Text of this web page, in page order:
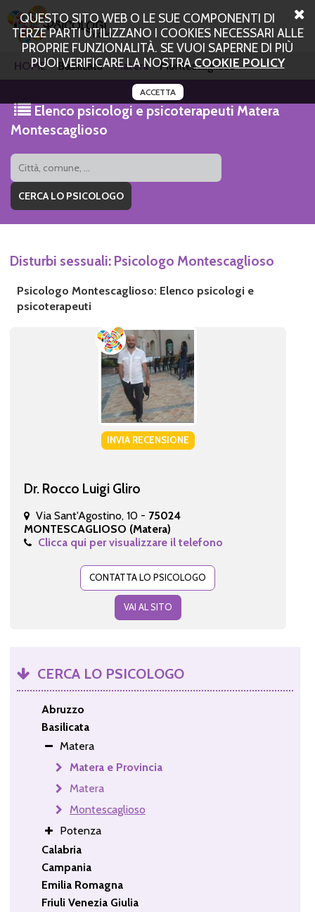
QUESTO SITO WEB O LE SUE COMPONENTI DI
TERZE PARTI UTILIZZANO I COOKIES NECESSARI ALLE
PROPRIE FUNZIONALITÀ. SE VUOI SAPERNE DI PIÙ
PUOI VERIFICARE LA NOSTRACOOKIE POLICY
ACCETTA
HOME Basilicata Matera Montescaglioso
Elenco psicologi e psicoterapeuti Matera
Montescaglioso
Disturbi sessuali: Psicologo Montescaglioso
Psicologo Montescaglioso: Elenco psicologi e
psicoterapeuti
INVIA RECENSIONE
Dr. Rocco Luigi Gliro
Via Sant'Agostino, 10 - 75024
MONTESCAGLIOSO (Matera)
Clicca qui per visualizzare il telefono
CONTATTA LO PSICOLOGO
VAI AL SITO
CERCA LO PSICOLOGO
Abruzzo
Basilicata
Matera
Matera e Provincia
Matera
Montescaglioso
Potenza
Calabria
Campania
Emilia Romagna
Friuli Venezia Giulia